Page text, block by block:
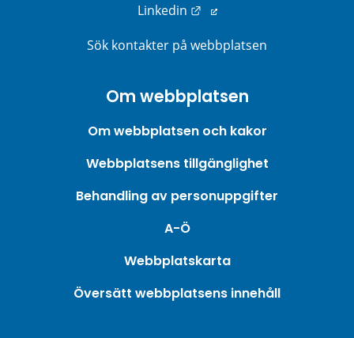
Linkedin
Länk till annan webbplats.
Sök kontakter på webbplatsen
Om webbplatsen
Om webbplatsen och kakor
Webbplatsens tillgänglighet
Behandling av personuppgifter
A-Ö
Webbplatskarta
Översätt webbplatsens innehåll